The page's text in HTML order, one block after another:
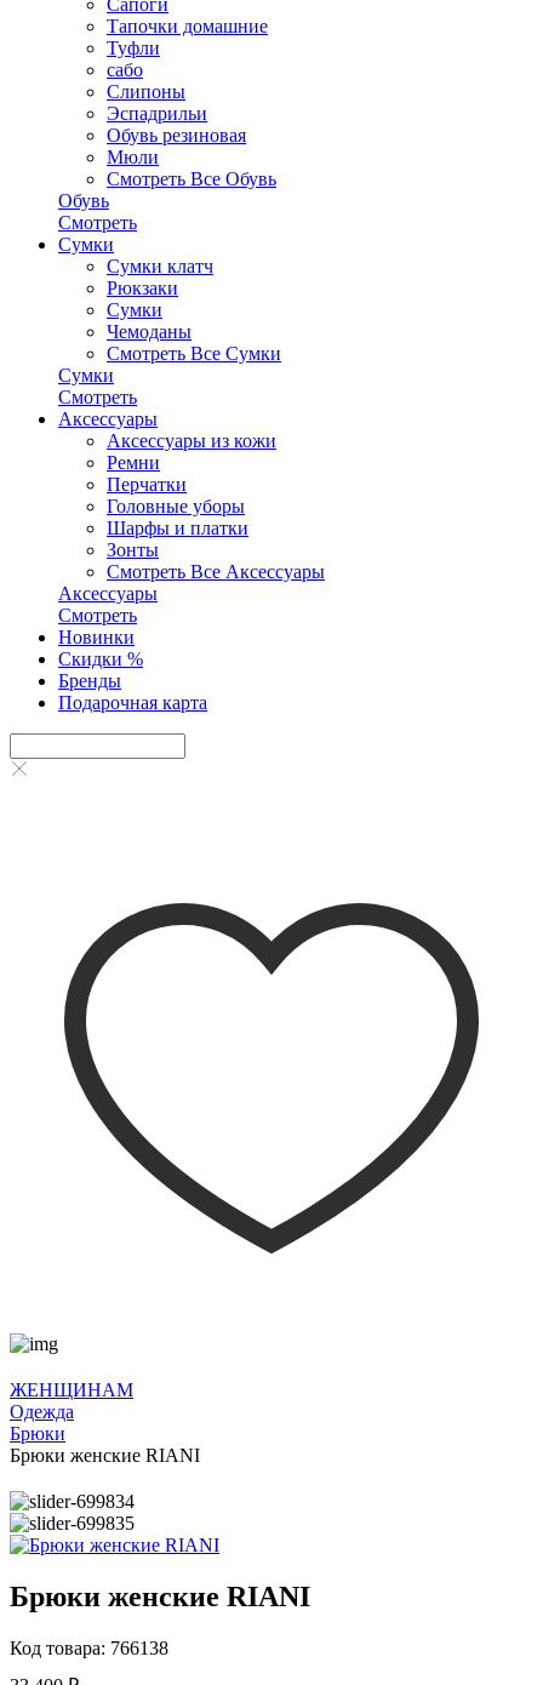
Тапочки домашние
Туфли
сабо
Слипоны
Эспадрильи
Обувь резиновая
Мюли
Смотреть Все Обувь
Обувь
Смотреть
Сумки
Сумки клатч
Рюкзаки
Сумки
Чемоданы
Смотреть Все Сумки
Сумки
Смотреть
Аксессуары
Аксессуары из кожи
Ремни
Перчатки
Головные уборы
Шарфы и платки
Зонты
Смотреть Все Аксессуары
Аксессуары
Смотреть
Новинки
Скидки %
Бренды
Подарочная карта
ЖЕНЩИНАМ
Одежда
Брюки
Брюки женские RIANI
Брюки женские RIANI
Код товара: 766138